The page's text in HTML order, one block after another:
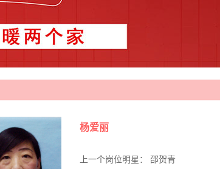
杨爱丽
上一个岗位明星： 邵贺青